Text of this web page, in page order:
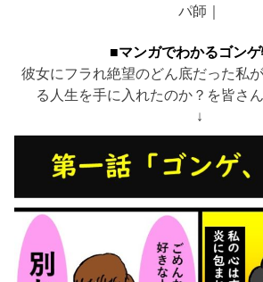
パ師｜
■マンガでわかるゴン
彼女にフラれ絶望のどん底だった私
る人生を手に入れたのか？を皆さ
↓